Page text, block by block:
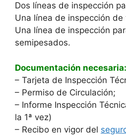
Dos líneas de inspección
Una línea de inspección de
Una línea de inspección
semipesados.
Documentación necesaria:
– Tarjeta de Inspección
– Permiso de Circulación;
– Informe Inspección
la 1ª vez)
– Recibo en vigor del